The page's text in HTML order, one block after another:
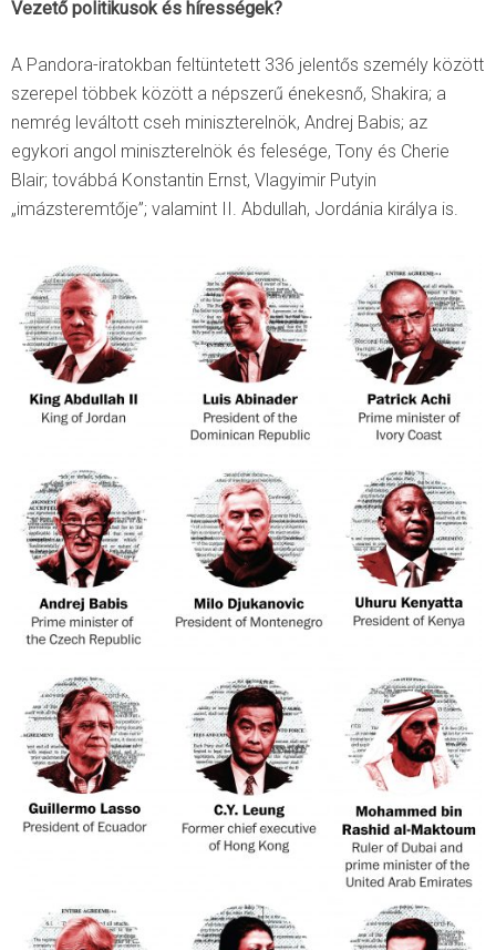
Vezető politikusok és hírességek?
A Pandora-iratokban feltüntetett 336 jelentős személy között
szerepel többek között a népszerű énekesnő, Shakira; a
nemrég leváltott cseh miniszterelnök, Andrej Babis; az
egykori angol miniszterelnök és felesége, Tony és Cherie
Blair; továbbá Konstantin Ernst, Vlagyimir Putyin
„imázsteremtője”; valamint II. Abdullah, Jordánia királya is.